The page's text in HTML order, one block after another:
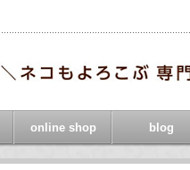
online shop blog